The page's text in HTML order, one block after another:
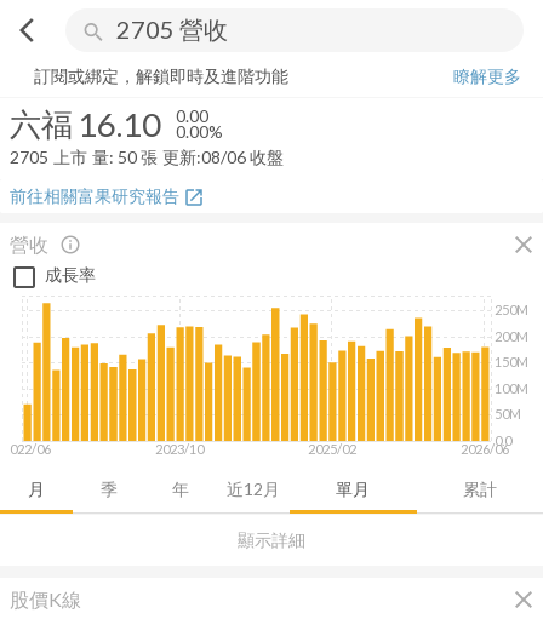
arrow_back_ios search
六福 16.100.00%
訂閱或綁定，解鎖即時及進階功能
瞭解更多
六福 16.10 0.00
0.00%
2705
上市 量: 50張 更新:08/06 收盤
前往相關富果研究報告 open_in_new
營收 close
顯示詳細
info_outline
月 季 年 近12月 單月 累計
成長率
2022/06 2023/10 2025/02 2026/06
0.0
50M
100M
150M
200M
250M
股價K線 close